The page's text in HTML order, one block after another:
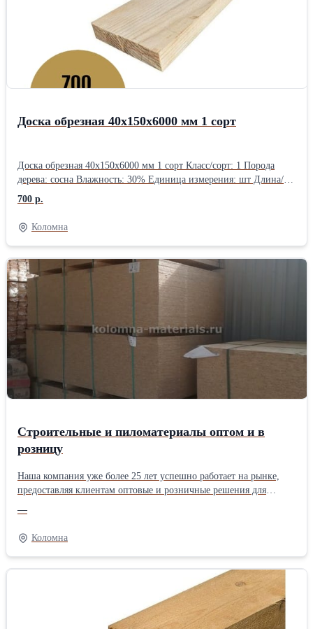
Доска обрезная 40х150х6000 мм 1 сорт
Доска обрезная 40х150х6000 мм 1 сорт Класс/сорт: 1 Порода
дерева: сосна Влажность: 30% Единица измерения: шт Длина/
мм: 6000 Ширина/мм: 150 Толщина/мм: 50
700 р.
Коломна
Строительные и пиломатериалы оптом и в
розницу
Наша компания уже более 25 лет успешно работает на рынке,
предоставляя клиентам оптовые и розничные решения для
на поиски – все, что нужно для вашего строительства, уже есть у
нас! Сделайте заказ и убедитесь в наших выгодных
предложениях и высоком уровне обслуживания.
—
Коломна